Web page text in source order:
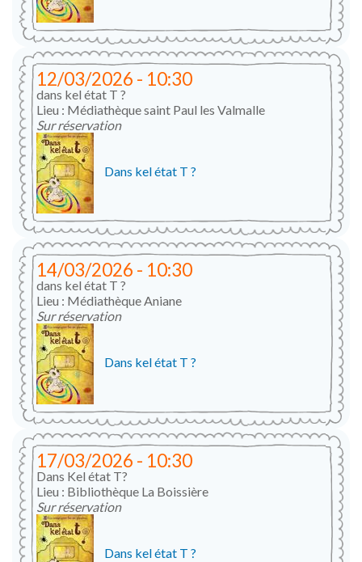
12/03/2026 - 10:30
dans kel état T ?
Lieu : Médiathèque saint Paul les Valmalle
Sur réservation
Dans kel état T ?
14/03/2026 - 10:30
dans kel état T ?
Lieu : Médiathèque Aniane
Sur réservation
Dans kel état T ?
17/03/2026 - 10:30
Dans Kel état T?
Lieu : Bibliothèque La Boissière
Sur réservation
Dans kel état T ?